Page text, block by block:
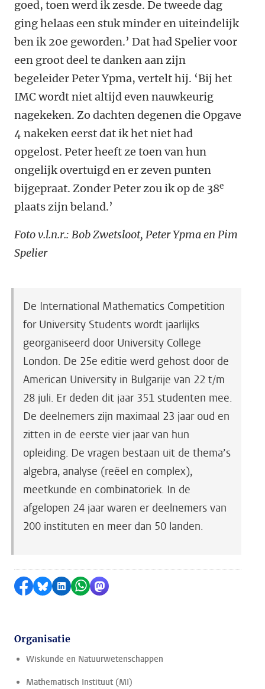
goed, toen werd ik zesde. De tweede dag
ging helaas een stuk minder en uiteindelijk
ben ik 20e geworden.’ Dat had Spelier voor
een groot deel te danken aan zijn
begeleider Peter Ypma, vertelt hij. ‘Bij het
IMC wordt niet altijd even nauwkeurig
nagekeken. Zo dachten degenen die Opgave
4 nakeken eerst dat ik het niet had
opgelost. Peter heeft ze toen van hun
ongelijk overtuigd en er zeven punten
bijgepraat. Zonder Peter zou ik op de 38e
plaats zijn beland.’
Foto v.l.n.r.: Bob Zwetsloot, Peter Ypma en Pim
Spelier
De International Mathematics Competition
for University Students wordt jaarlijks
georganiseerd door University College
London. De 25e editie werd gehost door de
American University in Bulgarije van 22 t/m
28 juli. Er deden dit jaar 351 studenten mee.
De deelnemers zijn maximaal 23 jaar oud en
zitten in de eerste vier jaar van hun
opleiding. De vragen bestaan uit de thema’s
algebra, analyse (reëel en complex),
meetkunde en combinatoriek. In de
afgelopen 24 jaar waren er deelnemers van
200 instituten en meer dan 50 landen.
Delen op Facebook
Delen via Bluesky
Delen op LinkedIn
Delen via WhatsApp
Delen via Mastodon
Organisatie
Wiskunde en Natuurwetenschappen
Mathematisch Instituut (MI)